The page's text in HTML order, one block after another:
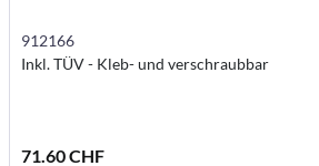
912166
Inkl. TÜV - Kleb- und verschraubbar
71.60 CHF